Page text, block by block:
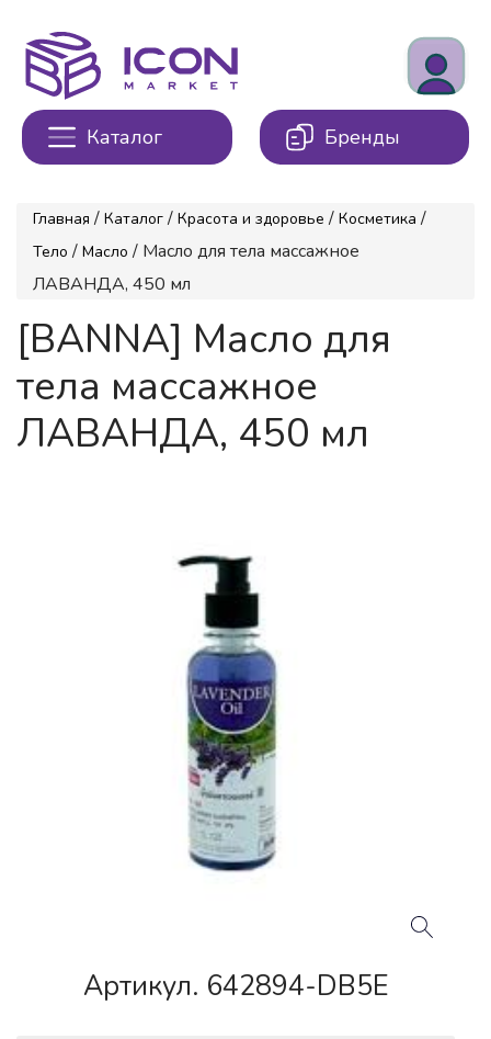
Каталог Бренды
Главная / Каталог / Красота и здоровье / Косметика /
Тело / Масло / Масло для тела массажное
ЛАВАНДА, 450 мл
[BANNA] Масло для
тела массажное
ЛАВАНДА, 450 мл
Артикул. 642894-DB5E